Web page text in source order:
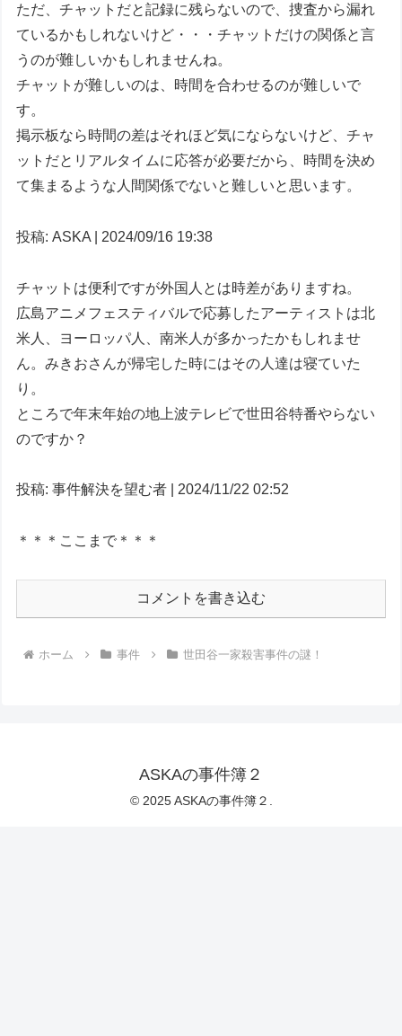
ただ、チャットだと記録に残らないので、捜査から漏れ
ているかもしれないけど・・・チャットだけの関係と言
うのが難しいかもしれませんね。
チャットが難しいのは、時間を合わせるのが難しいで
す。
掲示板なら時間の差はそれほど気にならないけど、チャ
ットだとリアルタイムに応答が必要だから、時間を決め
て集まるような人間関係でないと難しいと思います。
投稿: ASKA | 2024/09/16 19:38
チャットは便利ですが外国人とは時差がありますね。
広島アニメフェスティバルで応募したアーティストは北
米人、ヨーロッパ人、南米人が多かったかもしれませ
ん。みきおさんが帰宅した時にはその人達は寝ていた
り。
ところで年末年始の地上波テレビで世田谷特番やらない
のですか？
投稿: 事件解決を望む者 | 2024/11/22 02:52
＊＊＊ここまで＊＊＊
コメントを書き込む
ホーム 事件 世田谷一家殺害事件の謎！
ASKAの事件簿２
© 2025 ASKAの事件簿２.